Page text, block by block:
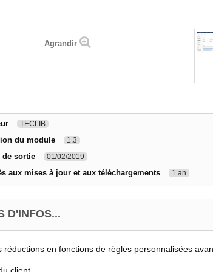
Agrandir
TECLIB
du module 1.3
de sortie 01/02/2019
aux mises à jour et aux téléchargements 1 an
D'INFOS...
réductions en fonctions de règles personnalisées